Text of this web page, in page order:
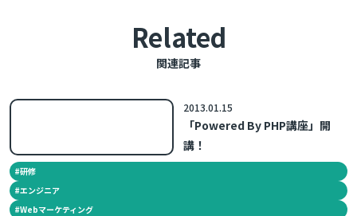
関連記事
Related
「Powered By PHP講座」開
講！
2013.01.15
#研修
#エンジニア
#Webマーケティング